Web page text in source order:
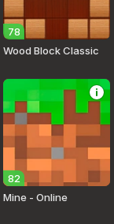
78
Wood Block Classic
82
Mine - Online